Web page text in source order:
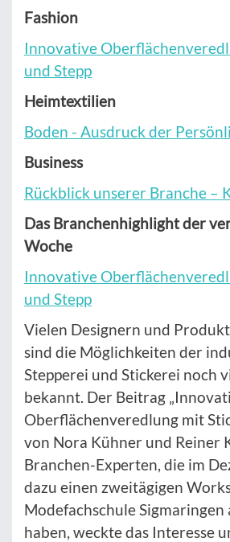
Fashion
Innovative
und Stepp
Heimtextilien
Boden - Ausdruck der
Business
Rückblick unserer Branche –
Das Branchenhighlight der
Woche
Innovative
und Stepp
Vielen Designern und
sind die Möglichkeiten der
Stepperei und Stickerei noch
bekannt. Der Beitrag
Oberflächenveredlung mit
von Nora Kühner und Reiner
Branchen-Experten, die im
dazu einen zweitägigen
Modefachschule Sigmaringen
haben, weckte das Interesse